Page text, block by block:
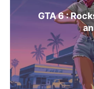
GTA 6 :